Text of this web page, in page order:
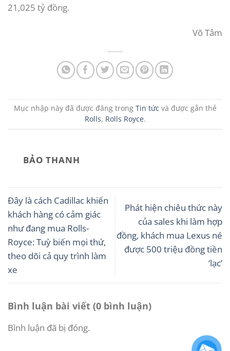
21,025 tỷ đồng.
Võ Tâm
Mục nhập này đã được đăng trong Tin tức và được gắn thẻ
Rolls, Rolls Royce.
BẢO THANH
Đây là cách Cadillac khiến
khách hàng có cảm giác
như đang mua Rolls-
Royce: Tuỳ biến mọi thứ,
theo dõi cả quy trình làm
xe
Phát hiện chiêu thức này
của sales khi làm hợp
đồng, khách mua Lexus né
được 500 triệu đồng tiền
‘lạc’
Bình luận bài viết (0 bình luận)
Bình luận đã bị đóng.